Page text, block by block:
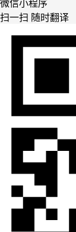
微信小程序
扫一扫 随时翻译